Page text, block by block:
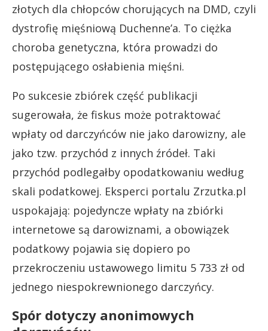
złotych dla chłopców chorujących na DMD, czyli
dystrofię mięśniową Duchenne’a. To ciężka
choroba genetyczna, która prowadzi do
postępującego osłabienia mięśni.
Po sukcesie zbiórek część publikacji
sugerowała, że fiskus może potraktować
wpłaty od darczyńców nie jako darowizny, ale
jako tzw. przychód z innych źródeł. Taki
przychód podlegałby opodatkowaniu według
skali podatkowej. Eksperci portalu Zrzutka.pl
uspokajają: pojedyncze wpłaty na zbiórki
internetowe są darowiznami, a obowiązek
podatkowy pojawia się dopiero po
przekroczeniu ustawowego limitu 5 733 zł od
jednego niespokrewnionego darczyńcy.
Spór dotyczy anonimowych